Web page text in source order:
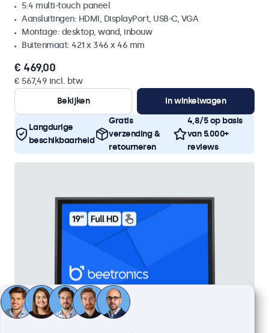
5:4 multi-touch paneel
Aansluitingen: HDMI, DisplayPort, USB-C, VGA
Montage: desktop, wand, inbouw
Buitenmaat: 421 x 346 x 46 mm
€ 469,00
€ 567,49 incl. btw
Bekijken
In winkelwagen
Langdurige
beschikbaarheid
Gratis
verzending &
retourneren
4,8/5 op basis
van 5.000+
reviews